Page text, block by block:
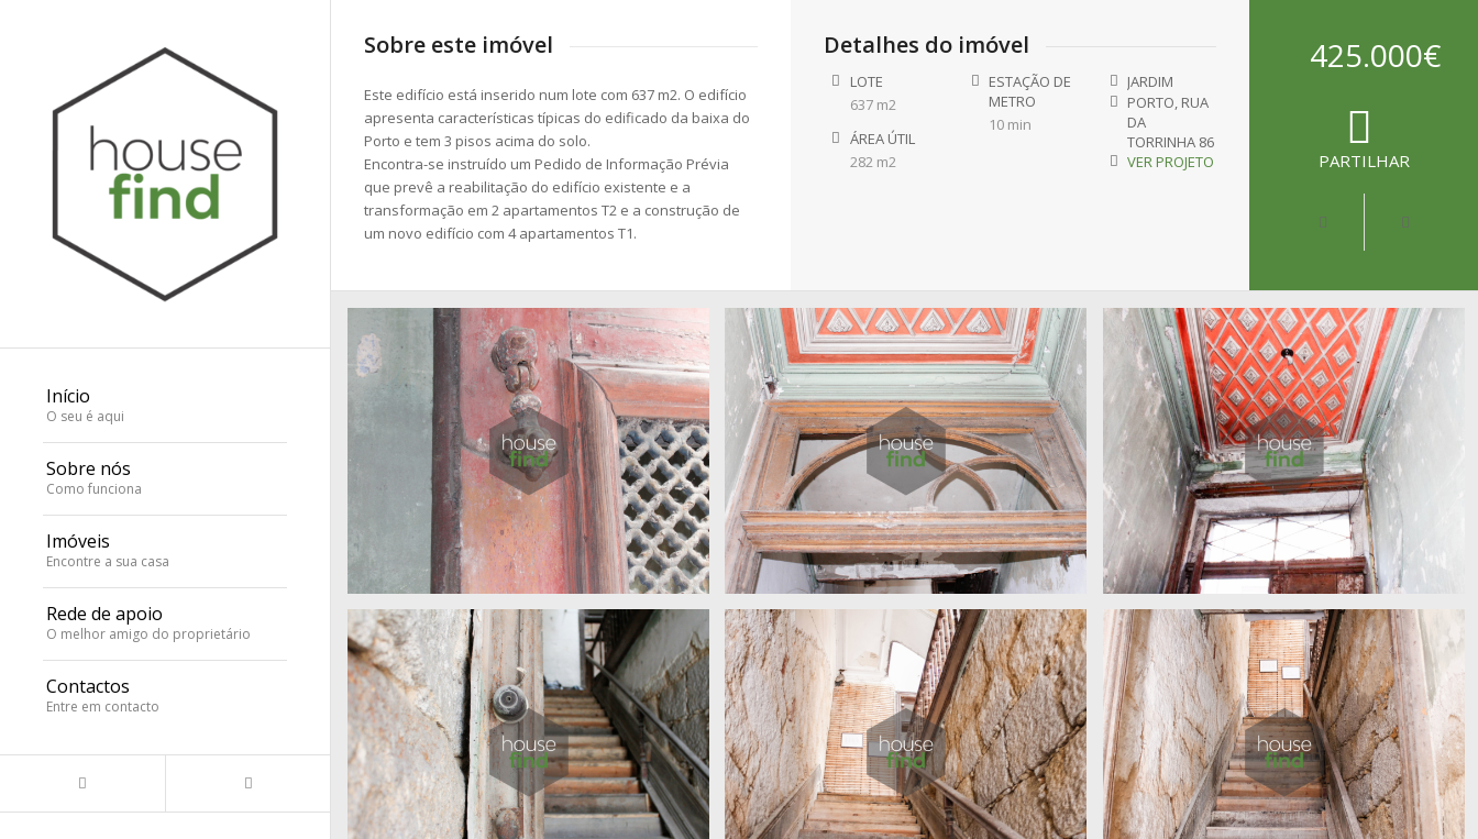
Início
O seu é aqui
Sobre nós
Como funciona
Imóveis
Encontre a sua casa
Rede de apoio
O melhor amigo do proprietário
Contactos
Entre em contacto
Sobre este imóvel
Este edifício está inserido num lote com 637 m2. O edifício
apresenta características típicas do edificado da baixa do
Porto e tem 3 pisos acima do solo.
Encontra-se instruído um Pedido de Informação Prévia
que prevê a reabilitação do edifício existente e a
transformação em 2 apartamentos T2 e a construção de
um novo edifício com 4 apartamentos T1.
Detalhes do imóvel
LOTE
637 m2
ÁREA ÚTIL
282 m2
ESTAÇÃO DE
METRO
10 min
JARDIM
PORTO, RUA
DA
TORRINHA 86
VER PROJETO
425.000€
PARTILHAR
Torrinha 86 Torrinha 86 Torrinha 86